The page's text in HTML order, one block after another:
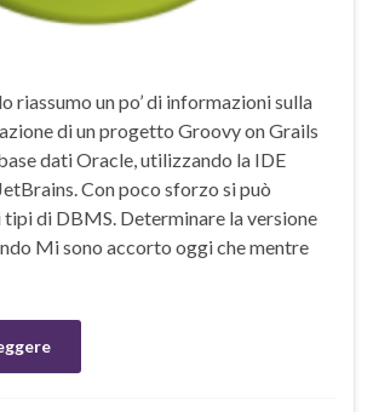
riassumo un po’ di informazioni sulla
di un progetto Groovy on Grails
dati Oracle, utilizzando la IDE
Con poco sforzo si può
di DBMS. Determinare la versione
Mi sono accorto oggi che mentre